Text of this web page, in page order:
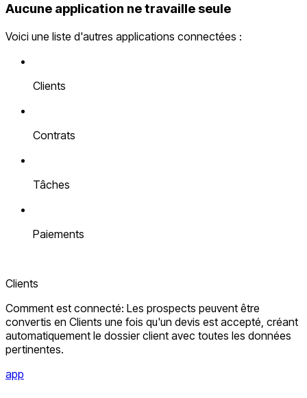
Aucune application ne travaille seule
Voici une liste d'autres applications connectées :
Clients
Contrats
Tâches
Paiements
Clients
Comment est connecté: Les prospects peuvent être
convertis en Clients une fois qu'un devis est accepté, créant
automatiquement le dossier client avec toutes les données
pertinentes.
app